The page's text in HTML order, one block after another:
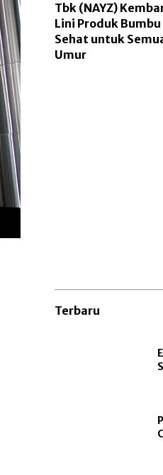
Tbk (NAYZ)
Lini Produk Bumbu
Sehat untuk
Umur
Terbaru